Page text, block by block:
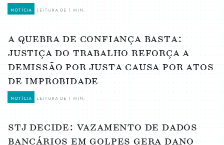
notícia leitura de 1 min.
a quebra de confiança basta:
justiça do trabalho reforça a
demissão por justa causa por atos
de improbidade
notícia leitura de 1 min.
stj decide: vazamento de dados
bancários em golpes gera dano